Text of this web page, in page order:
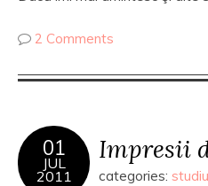
2 Comments
01
JUL
2011
Impresii
categories: studiu